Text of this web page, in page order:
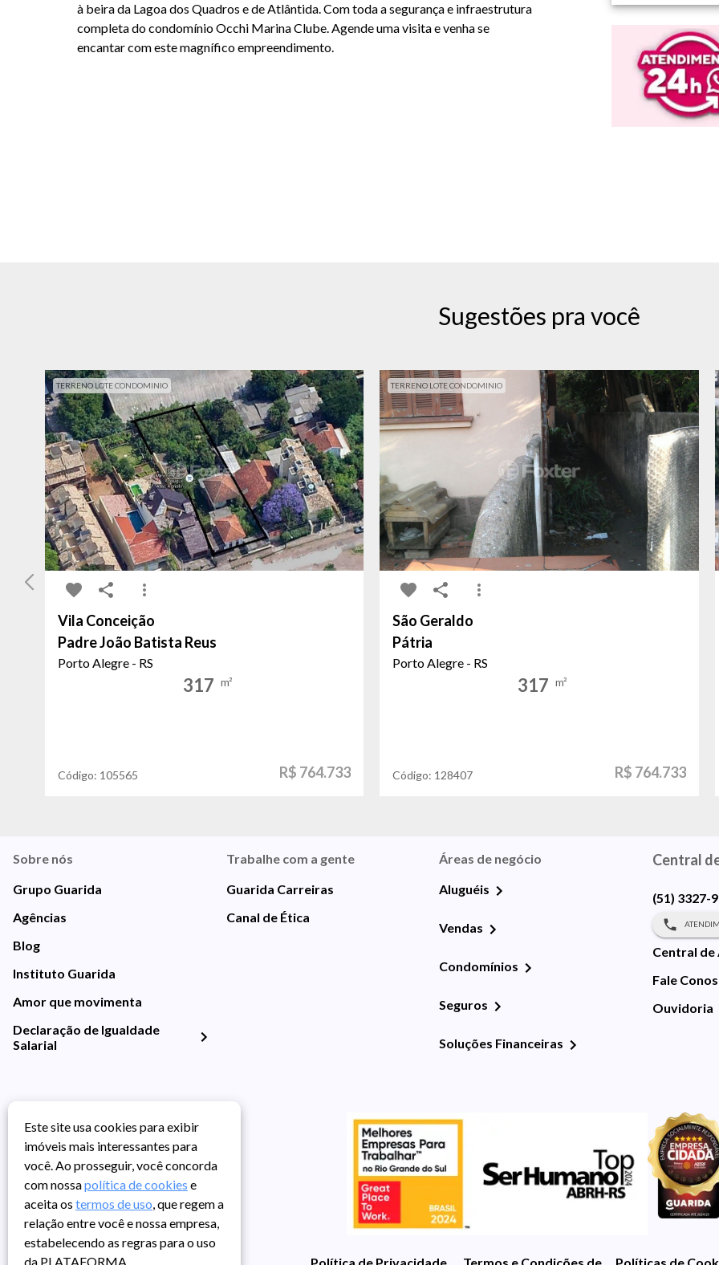
à beira da Lagoa dos Quadros e de Atlântida. Com toda a segurança e infraestrutura
completa do condomínio Occhi Marina Clube. Agende uma visita e venha se
encantar com este magnífico empreendimento.
Sugestões pra você
TERRENO LOTE CONDOMINIO
Vila Conceição
Padre João Batista Reus
Porto Alegre - RS
317 m²
Código: 105565 R$ 764.733
TERRENO LOTE CONDOMINIO
São Geraldo
Pátria
Porto Alegre - RS
317 m²
Código: 128407 R$ 764.733
Sobre nós
Grupo Guarida
Agências
Blog
Instituto Guarida
Amor que movimenta
Declaração de Igualdade
Salarial
Trabalhe com a gente
Guarida Carreiras
Canal de Ética
Áreas de negócio
Aluguéis
Vendas
Condomínios
Seguros
Soluções Financeiras
Central
(51) 3327-
Central de
Fale
Ouvidoria
Política de Privacidade Termos e Condições de UsoPolíticas de
Este site usa cookies para exibir
imóveis mais interessantes para
você. Ao prosseguir, você concorda
com nossapolítica de cookies e
aceita os termos de uso, que regem a
relação entre você e nossa empresa,
estabelecendo as regras para o uso
da PLATAFORMA.